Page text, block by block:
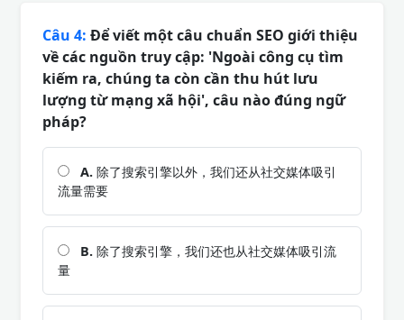
Câu 4: Để viết một câu chuẩn SEO giới thiệu
về các nguồn truy cập: 'Ngoài công cụ tìm
kiếm ra, chúng ta còn cần thu hút lưu
lượng từ mạng xã hội', câu nào đúng ngữ
pháp?
A. 除了搜索引擎以外，我们还从社交媒体吸引
流量需要
B. 除了搜索引擎，我们还也从社交媒体吸引流
量